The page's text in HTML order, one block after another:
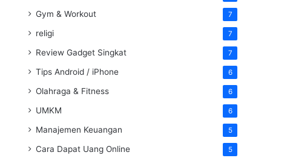
Gym & Workout 7
religi 7
Review Gadget Singkat 7
Tips Android / iPhone 6
Olahraga & Fitness 6
UMKM 6
Manajemen Keuangan 5
Cara Dapat Uang Online 5